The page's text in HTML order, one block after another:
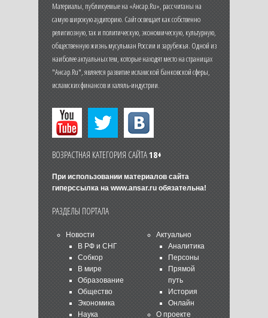
Материалы, публикуемые на «Ансар.Ru», рассчитаны на
самую широкую аудиторию. Сайт освещает как собственно
религиозную, так и политическую, экономическую, культурную,
общественную жизнь мусульман России и зарубежья. Одной из
наиболее актуальных тем, которые находят место на страницах
"Ансар.Ru", является развитие исламской банковской сферы,
исламских финансов и халяль-индустрии.
ВОЗРАСТНАЯ КАТЕГОРИЯ САЙТА18+
При использовании материалов сайта
гиперссылка на www.ansar.ruобязательна!
РАЗДЕЛЫ ПОРТАЛА
Новости
В РФ и СНГ
Собкор
В мире
Образование
Общество
Экономика
Наука
Актуально
Аналитика
Персоны
Прямой
путь
История
Онлайн
О проекте